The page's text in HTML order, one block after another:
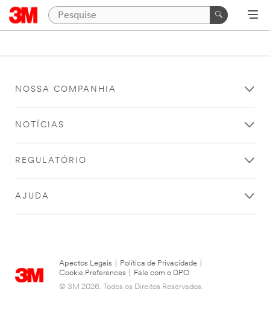
NOSSA COMPANHIA
NOTÍCIAS
REGULATÓRIO
AJUDA
Apectos Legais Política de Privacidade
Cookie Preferences
Fale com o DPO
© 3M 2026. Todos os Direitos Reservados.